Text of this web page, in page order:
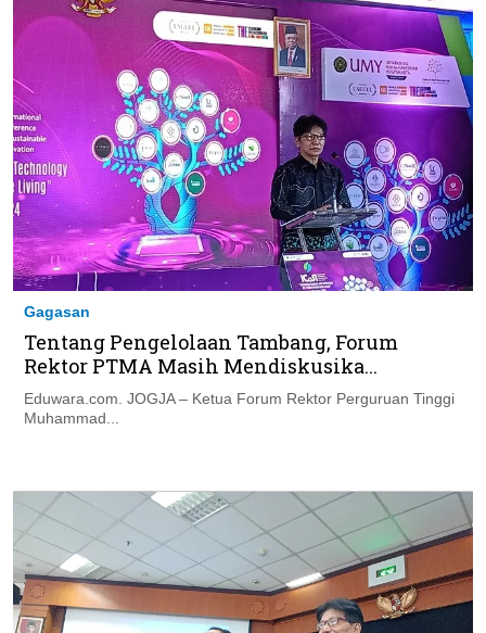
Gagasan
Tentang Pengelolaan Tambang, Forum
Rektor PTMA Masih Mendiskusika...
Eduwara.com. JOGJA – Ketua Forum Rektor Perguruan Tinggi
Muhammad...